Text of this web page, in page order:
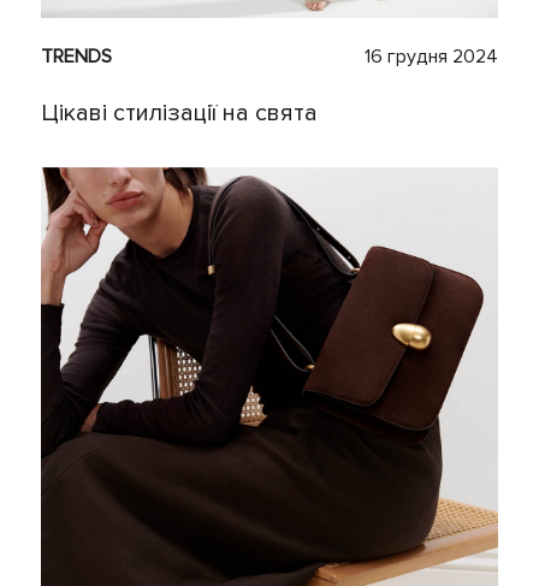
TRENDS 16 грудня 2024
Цікаві стилізації на свята